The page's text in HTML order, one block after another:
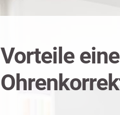
Vorteile